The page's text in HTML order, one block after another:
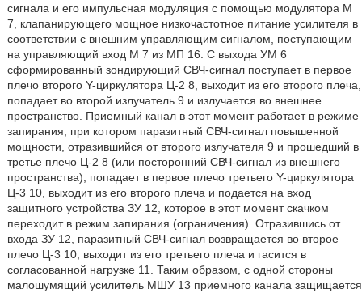
сигнала и его импульсная модуляция с помощью модулятора М
7, клапанирующего мощное низкочастотное питание усилителя в
соответствии с внешним управляющим сигналом, поступающим
на управляющий вход М 7 из МП 16. С выхода УМ 6
сформированный зондирующий СВЧ-сигнал поступает в первое
плечо второго Y-циркулятора Ц-2 8, выходит из его второго плеча,
попадает во второй излучатель 9 и излучается во внешнее
пространство. Приемный канал в этот момент работает в режиме
запирания, при котором паразитный СВЧ-сигнал повышенной
мощности, отразившийся от второго излучателя 9 и прошедший в
третье плечо Ц-2 8 (или посторонний СВЧ-сигнал из внешнего
пространства), попадает в первое плечо третьего Y-циркулятора
Ц-3 10, выходит из его второго плеча и подается на вход
защитного устройства ЗУ 12, которое в этот момент скачком
переходит в режим запирания (ограничения). Отразившись от
входа ЗУ 12, паразитный СВЧ-сигнал возвращается во второе
плечо Ц-3 10, выходит из его третьего плеча и гасится в
согласованной нагрузке 11. Таким образом, с одной стороны
малошумящий усилитель МШУ 13 приемного канала защищается